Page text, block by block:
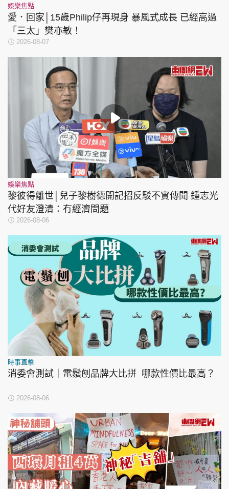
娛樂焦點
愛．回家│15歲Philip仔再現身 暴風式成長 已經高過
「三太」樊亦敏！
2026-08-07
娛樂焦點
黎彼得離世│兒子黎樹德開記招反駁不實傳聞 鍾志光
代好友澄清：冇經濟問題
2026-08-06
時事直擊
消委會測試｜電鬚刨品牌大比拼 哪款性價比最高？
2026-08-06